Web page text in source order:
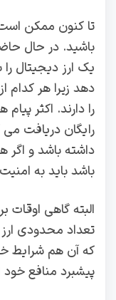
تا کنون ممکن است
باشید. در حال
یک ارز دیجیتال را
دهد زیرا هر کدام
را دارند. اکثر پیام
رایگان دریافت
داشته باشد و
باشد باید به
البته گاهی
تعداد محدودی
که آن هم شرایط
پیشبرد منافع